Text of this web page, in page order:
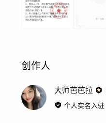
创作人
大师芭芭拉
个人实名入驻